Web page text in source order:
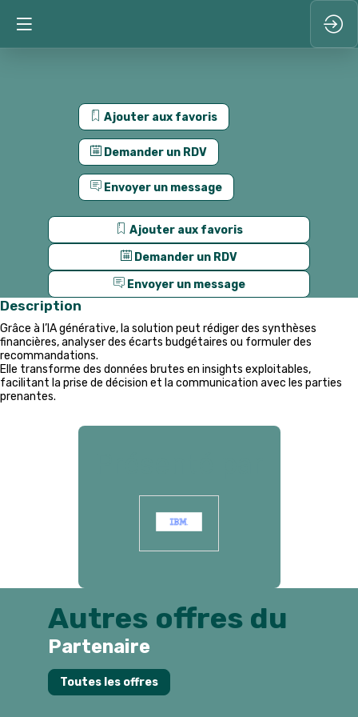
Ajouter aux favoris
Demander un RDV
Envoyer un message
Ajouter aux favoris
Demander un RDV
Envoyer un message
Description
Grâce à l’IA générative, la solution peut rédiger des synthèses
financières, analyser des écarts budgétaires ou formuler des
recommandations.
Elle transforme des données brutes en insights exploitables,
facilitant la prise de décision et la communication avec les parties
prenantes.
Autres offres du
Partenaire
Toutes les offres